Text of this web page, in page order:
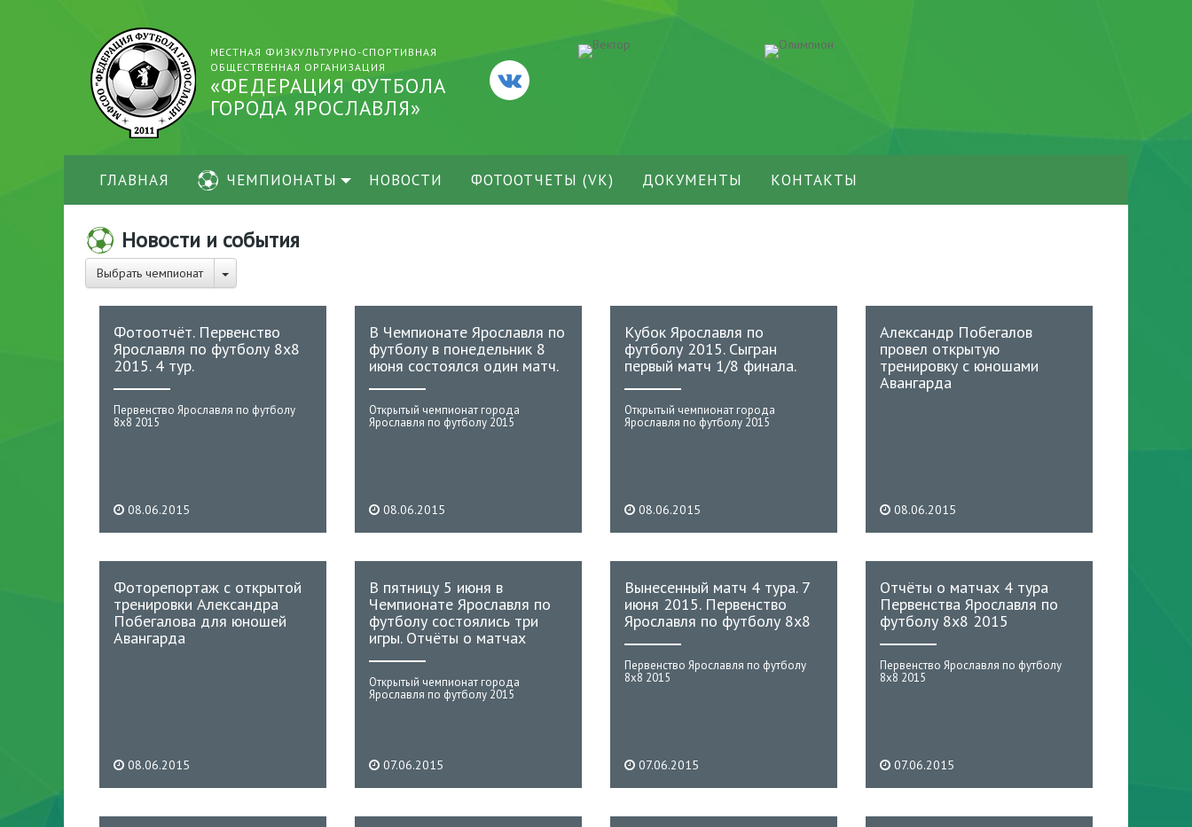
МЕСТНАЯ ФИЗКУЛЬТУРНО-СПОРТИВНАЯ
ОБЩЕСТВЕННАЯ ОРГАНИЗАЦИЯ
«ФЕДЕРАЦИЯ ФУТБОЛА
ГОРОДА ЯРОСЛАВЛЯ»
ГЛАВНАЯ ЧЕМПИОНАТЫ НОВОСТИ ФОТООТЧЕТЫ (VK) ДОКУМЕНТЫ КОНТАКТЫ
Новости и события
Выбрать чемпионат
Фотоотчёт. Первенство
Ярославля по футболу 8х8
2015. 4 тур.
Первенство Ярославля по футболу
8х8 2015
08.06.2015
В Чемпионате Ярославля по
футболу в понедельник 8
июня состоялся один матч.
Открытый чемпионат города
Ярославля по футболу 2015
08.06.2015
Кубок Ярославля по
футболу 2015. Сыгран
первый матч 1/8 финала.
Открытый чемпионат города
Ярославля по футболу 2015
08.06.2015
Александр Побегалов
провел открытую
тренировку с юношами
Авангарда
08.06.2015
Фоторепортаж с открытой
тренировки Александра
Побегалова для юношей
Авангарда
08.06.2015
В пятницу 5 июня в
Чемпионате Ярославля по
футболу состоялись три
игры. Отчёты о матчах
Открытый чемпионат города
Ярославля по футболу 2015
07.06.2015
Вынесенный матч 4 тура. 7
июня 2015. Первенство
Ярославля по футболу 8х8
Первенство Ярославля по футболу
8х8 2015
07.06.2015
Отчёты о матчах 4 тура
Первенства Ярославля по
футболу 8х8 2015
Первенство Ярославля по футболу
8х8 2015
07.06.2015